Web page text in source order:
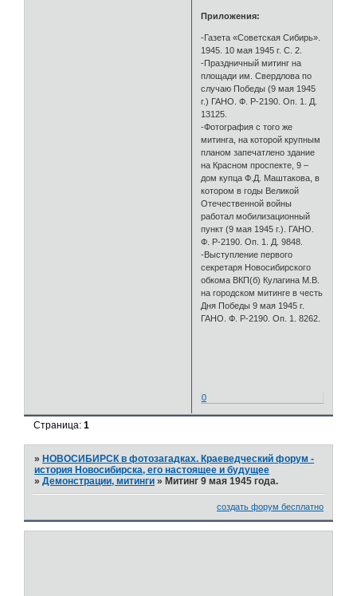
Приложения:
-Газета «Советская Сибирь».
1945. 10 мая 1945 г. С. 2.
-Праздничный митинг на
площади им. Свердлова по
случаю Победы (9 мая 1945
г.) ГАНО. Ф. Р-2190. Оп. 1. Д.
13125.
-Фотография с того же
митинга, на которой крупным
планом запечатлено здание
на Красном проспекте, 9 –
дом купца Ф.Д. Маштакова, в
котором в годы Великой
Отечественной войны
работал мобилизационный
пункт (9 мая 1945 г.). ГАНО.
Ф. Р-2190. Оп. 1. Д. 9848.
-Выступление первого
секретаря Новосибирского
обкома ВКП(б) Кулагина М.В.
на городском митинге в честь
Дня Победы 9 мая 1945 г.
ГАНО. Ф. Р-2190. Оп. 1. 8262.
0
Страница:1
» НОВОСИБИРСК в фотозагадках. Краеведческий форум -
история Новосибирска, его настоящее и будущее
»Демонстрации, митинги » Митинг 9 мая 1945 года.
создать форум бесплатно